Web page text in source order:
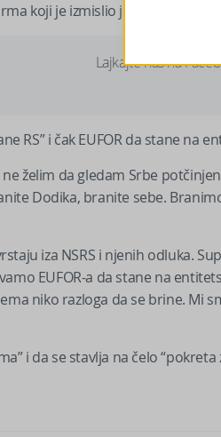
koji je izmislio jedan Nijemac –
Lajkajte nas na
RS” i čak EUFOR da stane na
ne želim da gledam Srbe
Dodika, branite sebe.
iza NSRS i njenih odluka.
EUFOR-a da stane na
niko razloga da se brine. Mi
i da se stavlja na čelo “pokreta